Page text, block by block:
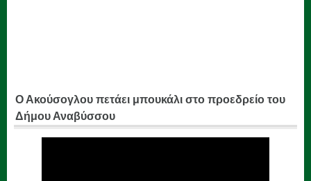
Ο Ακούσογλου πετάει μπουκάλι στο προεδρείο του
Δήμου Αναβύσσου